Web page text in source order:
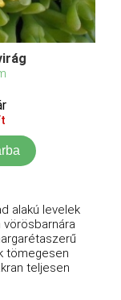
alakú levelek
vörösbarnára
tömegesen
teljesen